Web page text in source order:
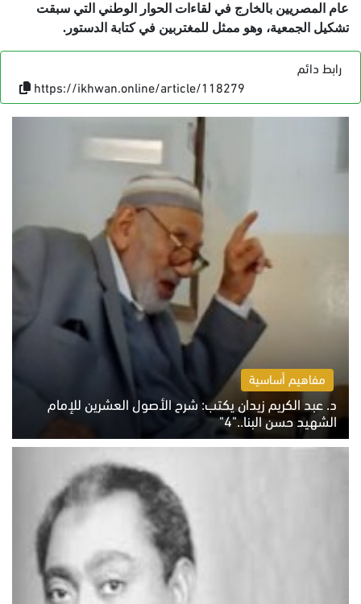
عام المصريين بالخارج في لقاءات الحوار الوطني التي سبقت
تشكيل الجمعية، وهو ممثل للمغتربين في كتابة الدستور.
رابط دائم
https://ikhwan.online/article/118279
مفاهيم أساسية
د. عبد الكريم زيدان يكتب: شرح الأصول العشرين للإمام
الشهيد حسن البنا.."4"
الخميس 6 أغسطس 2026 10:27 ص